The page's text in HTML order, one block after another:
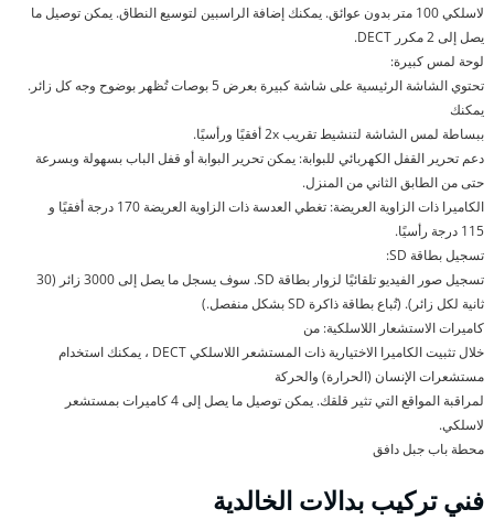
لاسلكي 100 متر بدون عوائق. يمكنك إضافة الراسبين لتوسيع النطاق. يمكن توصيل ما
يصل إلى 2 مكرر DECT.
لوحة لمس كبيرة:
تحتوي الشاشة الرئيسية على شاشة كبيرة بعرض 5 بوصات تُظهر بوضوح وجه كل زائر.
يمكنك
ببساطة لمس الشاشة لتنشيط تقريب 2x أفقيًا ورأسيًا.
دعم تحرير القفل الكهربائي للبوابة: يمكن تحرير البوابة أو قفل الباب بسهولة وبسرعة
حتى من الطابق الثاني من المنزل.
الكاميرا ذات الزاوية العريضة: تغطي العدسة ذات الزاوية العريضة 170 درجة أفقيًا و
115 درجة رأسيًا.
تسجيل بطاقة SD:
تسجيل صور الفيديو تلقائيًا لزوار بطاقة SD. سوف يسجل ما يصل إلى 3000 زائر (30
ثانية لكل زائر). (تُباع بطاقة ذاكرة SD بشكل منفصل.)
كاميرات الاستشعار اللاسلكية: من
خلال تثبيت الكاميرا الاختيارية ذات المستشعر اللاسلكي DECT ، يمكنك استخدام
مستشعرات الإنسان (الحرارة) والحركة
لمراقبة المواقع التي تثير قلقك. يمكن توصيل ما يصل إلى 4 كاميرات بمستشعر
لاسلكي.
محطة باب جبل دافق
فني تركيب بدالات الخالدية